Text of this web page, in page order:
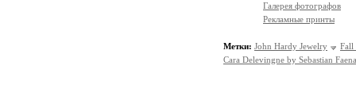
Галерея фотографов
Рекламные принты
Метки: John Hardy Jewelry
Fall
Cara Delevingne by Sebastian Faena